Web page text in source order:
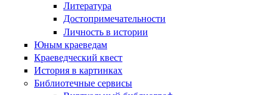
Литература
Достопримечатель­ности
Личность в истории
Юным краеведам
Краеведческий квест
История в картинках
Библиотечные сервисы